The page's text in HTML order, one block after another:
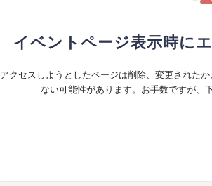
イベントページ表示時に
アクセスしようとしたページは削除、変更された
ない可能性があります。お手数ですが、